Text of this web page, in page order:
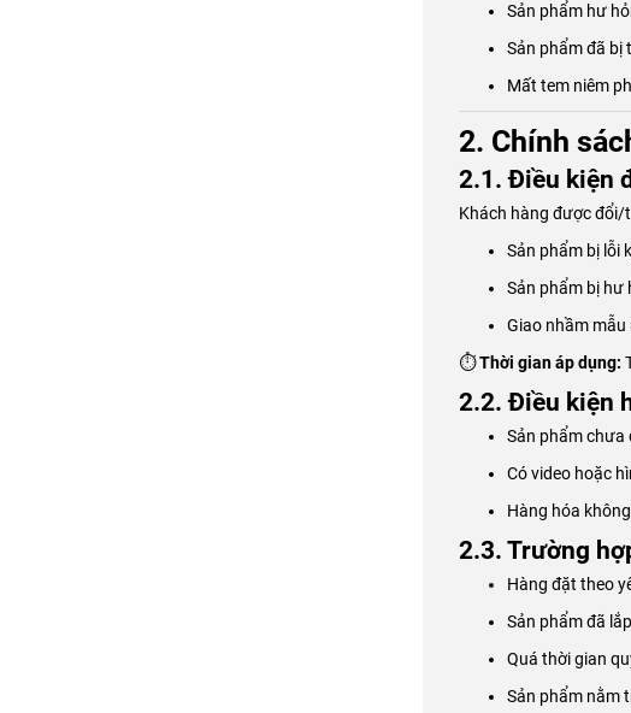
Sản phẩm hư
Sản phẩm đã bị
Mất tem niêm
2. Chính
2.1. Điều kiện
Khách hàng được đổi/
Sản phẩm bị lỗi
Sản phẩm bị hư
Giao nhầm
⏱Thời gian áp dụng:
2.2. Điều kiện
Sản phẩm chưa
Có video hoặc
Hàng hóa
2.3. Trường
Hàng đặt theo
Sản phẩm đã
Quá thời gian
Sản phẩm nằm